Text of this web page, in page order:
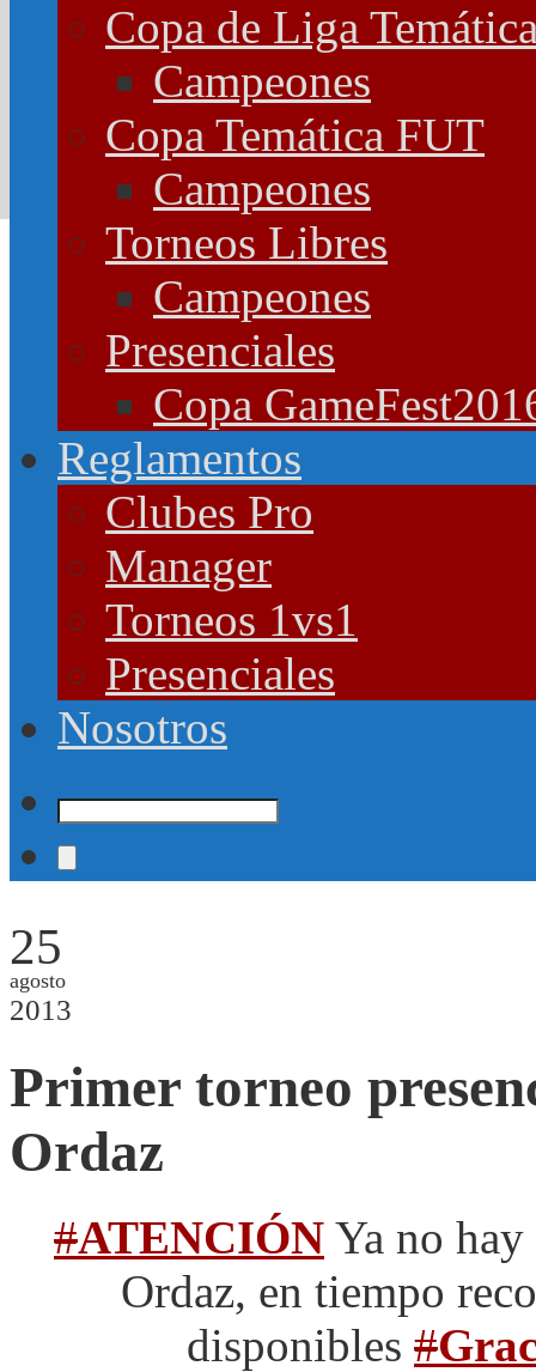
Copa de Liga
Campeones
Copa Temática FUT
Campeones
Torneos Libres
Campeones
Presenciales
Copa
Reglamentos
Clubes Pro
Manager
Torneos 1vs1
Presenciales
Nosotros
25
agosto
2013
Primer torneo
Ordaz
#ATENCIÓN Ya no
Ordaz, en tiempo
disponibles #